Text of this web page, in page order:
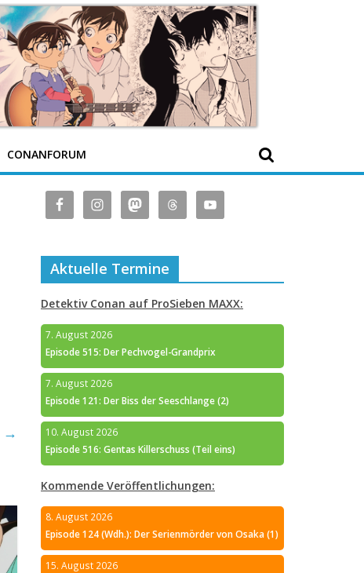
CONANFORUM
→
Aktuelle Termine
Detektiv Conan auf ProSieben MAXX:
7. August 2026
Episode 515: Der Pechvogel-Grandprix
7. August 2026
Episode 121: Der Biss der Seeschlange (2)
10. August 2026
Episode 516: Gentas Killerschuss (Teil eins)
Kommende Veröffentlichungen:
8. August 2026
Episode 124 (Wdh.): Der Serienmörder von Osaka (1)
15. August 2026